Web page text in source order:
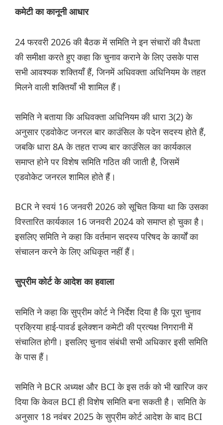
कमेटी का कानूनी आधार
24 फरवरी 2026 की बैठक में समिति ने इन संचारों की वैधता
की समीक्षा करते हुए कहा कि चुनाव कराने के लिए उसके पास
सभी आवश्यक शक्तियाँ हैं, जिनमें अधिवक्ता अधिनियम के तहत
मिलने वाली शक्तियाँ भी शामिल हैं।
समिति ने बताया कि अधिवक्ता अधिनियम की धारा 3(2) के
अनुसार एडवोकेट जनरल बार काउंसिल के पदेन सदस्य होते हैं,
जबकि धारा 8A के तहत राज्य बार काउंसिल का कार्यकाल
समाप्त होने पर विशेष समिति गठित की जाती है, जिसमें
एडवोकेट जनरल शामिल होते हैं।
BCR ने स्वयं 16 जनवरी 2026 को सूचित किया था कि उसका
विस्तारित कार्यकाल 16 जनवरी 2024 को समाप्त हो चुका है।
इसलिए समिति ने कहा कि वर्तमान सदस्य परिषद के कार्यों का
संचालन करने के लिए अधिकृत नहीं हैं।
सुप्रीम कोर्ट के आदेश का हवाला
समिति ने कहा कि सुप्रीम कोर्ट ने निर्देश दिया है कि पूरा चुनाव
प्रक्रिया हाई-पावर्ड इलेक्शन कमेटी की प्रत्यक्ष निगरानी में
संचालित होगी। इसलिए चुनाव संबंधी सभी अधिकार इसी समिति
के पास हैं।
समिति ने BCR अध्यक्ष और BCI के इस तर्क को भी खारिज कर
दिया कि केवल BCI ही विशेष समिति बना सकती है। समिति के
अनुसार 18 नवंबर 2025 के सुप्रीम कोर्ट आदेश के बाद BCI